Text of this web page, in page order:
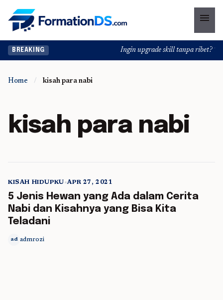
menu
BREAKING Ingin upgrade skill tanpa ribet?
Home / kisah para nabi
kisah para nabi
5 min read
KISAH HIDUPKU•APR 27, 2021
5 Jenis Hewan yang Ada dalam Cerita
Nabi dan Kisahnya yang Bisa Kita
Teladani
ad admrozi